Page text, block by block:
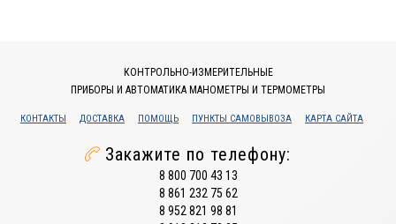
КОНТРОЛЬНО-ИЗМЕРИТЕЛЬНЫЕ
ПРИБОРЫ И АВТОМАТИКА МАНОМЕТРЫ И ТЕРМОМЕТРЫ
КОНТАКТЫ ДОСТАВКА ПОМОЩЬ ПУНКТЫ САМОВЫВОЗА КАРТА САЙТА
Закажите по телефону:
8 800 700 43 13
8 861 232 75 62
8 952 821 98 81